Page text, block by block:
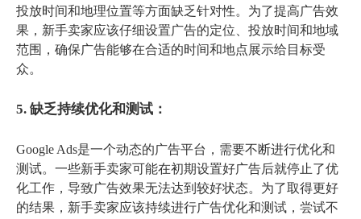
投放时间和地理位置等方面缺乏针对性。为了提高广告效
果，新手卖家应该仔细设置广告的定位、投放时间和地域
范围，确保广告能够在合适的时间和地点展示给目标受
众。
5. 缺乏持续优化和测试：
Google Ads是一个动态的广告平台，需要不断进行优化和
测试。一些新手卖家可能在初期设置好广告后就停止了优
化工作，导致广告效果无法达到较好状态。为了取得更好
的结果，新手卖家应该持续进行广告优化和测试，尝试不